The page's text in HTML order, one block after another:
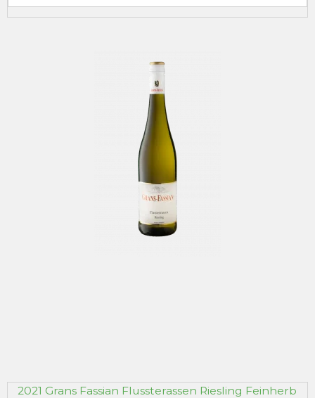
2021 Grans Fassian Flussterassen Riesling Feinherb